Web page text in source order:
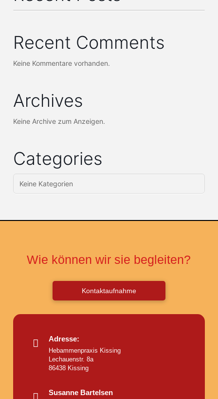
Recent Comments
Keine Kommentare vorhanden.
Archives
Keine Archive zum Anzeigen.
Categories
Keine Kategorien
Wie können wir sie begleiten?
Kontaktaufnahme
Adresse:
Hebammenpraxis Kissing
Lechauenstr. 8a
86438 Kissing
Susanne Bartelsen